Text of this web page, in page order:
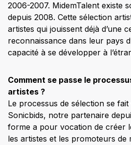
2006-2007. MidemTalent existe
depuis 2008. Cette sélection
artistes qui jouissent déjà d’une
reconnaissance dans leur pays
capacité à se développer à
Comment se passe le
artistes ?
Le processus de sélection se
Sonicbids, notre partenaire
forme a pour vocation de créer
les artistes et les promoteurs de